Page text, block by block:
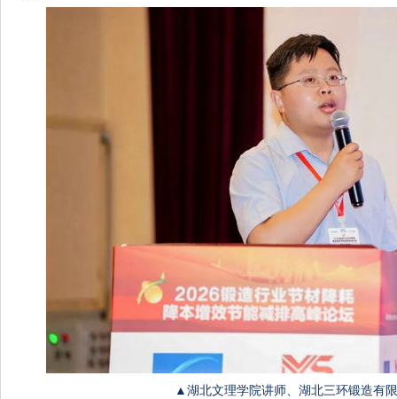
▲湖北文理学院讲师、湖北三环锻造有